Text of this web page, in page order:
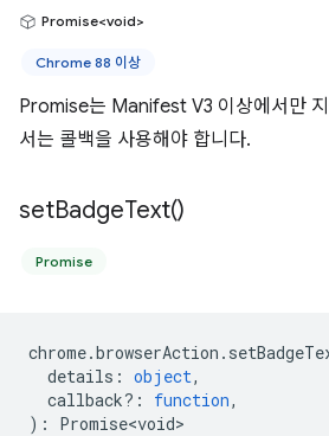
Promise<void>
Chrome 88 이상
Promise는 Manifest V3 이상에서만
서는 콜백을 사용해야 합니다.
setBadgeText()
Promise
chrome.browserAction .
details : object,
callback? : function,
) : Promise<void>